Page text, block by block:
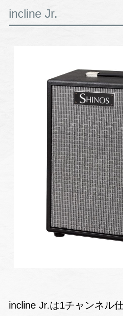
incline Jr.
incline Jr.は1チャンネル